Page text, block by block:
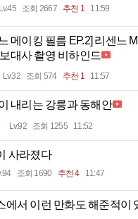
Lv.45 조회 2667 추천 1 11:59
메이킹 필름 EP.2] 리센느
대사 촬영 비하인드
Lv.32 조회 574 추천 1 11:57
내리는 강릉과 동해안
Lv.92 조회 1255 11:52
사라졌다
조회 1690 추천 4 11:47
에서 이런 만화도 해준적이